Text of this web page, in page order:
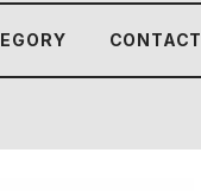
CONTACT